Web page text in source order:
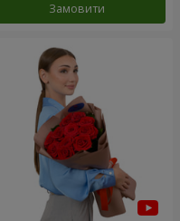
Замовити